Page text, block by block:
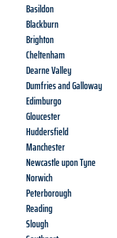
Basildon
Blackburn
Brighton
Cheltenham
Dearne Valley
Dumfries and Galloway
Edimburgo
Gloucester
Huddersfield
Manchester
Newcastle upon Tyne
Norwich
Peterborough
Reading
Slough